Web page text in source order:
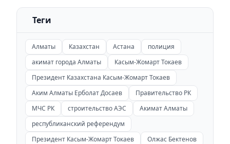
Теги
Алматы Казахстан Астана
полиция
акимат города Алматы
Касым-Жомарт Токаев
Президент Казахстана Касым-Жомарт Токаев
Аким Алматы Ерболат Досаев
Правительство РК
МЧС РК
строительство АЭС
Акимат Алматы
республиканский референдум
Президент Касым-Жомарт Токаев
Олжас Бектенов